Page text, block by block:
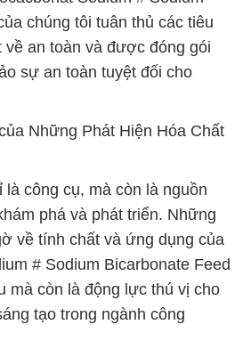
chúng tôi tuân thủ các tiêu
về an toàn và được đóng gói
sự an toàn tuyệt đối cho
Những Phát Hiện Hóa Chất
là công cụ, mà còn là nguồn
phá và phát triển. Những
về tính chất và ứng dụng của
# Sodium Bicarbonate Feed
mà còn là động lực thú vị cho
tạo trong ngành công